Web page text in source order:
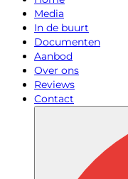
Media
In de buurt
Documenten
Aanbod
Over ons
Reviews
Contact